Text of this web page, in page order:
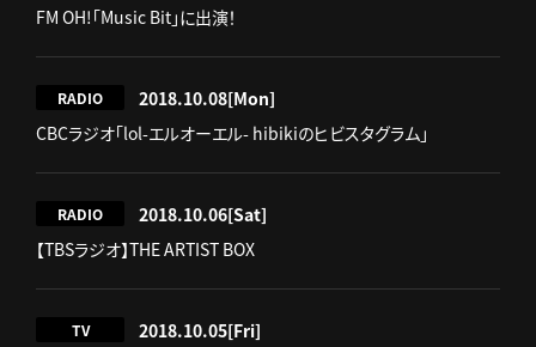
FM OH!「Music Bit」に出演！
RADIO 2018.10.08[Mon]
CBCラジオ「lol-エルオーエル- hibikiのヒビスタグラム」
RADIO 2018.10.06[Sat]
【TBSラジオ】THE ARTIST BOX
TV 2018.10.05[Fri]